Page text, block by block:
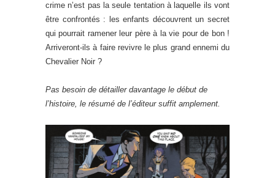
crime n’est pas la seule tentation à laquelle ils vont
être confrontés : les enfants découvrent un secret
qui pourrait ramener leur père à la vie pour de bon !
Arriveront-ils à faire revivre le plus grand ennemi du
Chevalier Noir ?
Pas besoin de détailler davantage le début de
l’histoire, le résumé de l’éditeur suffit amplement.